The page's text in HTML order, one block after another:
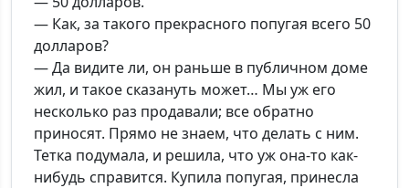
— Как, за такого прекрасного попугая всего 50
долларов?
— Да видите ли, он раньше в публичном доме
жил, и такое сказануть может… Мы уж его
несколько раз продавали; все обратно
приносят. Прямо не знаем, что делать с ним.
Тетка подумала, и решила, что уж она-то как-
нибудь справится. Купила попугая, принесла